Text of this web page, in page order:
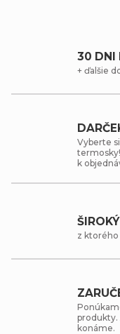
30 DNI
+ ďalšie
Vyberte
k
z ktorého
produkty.
konáme.